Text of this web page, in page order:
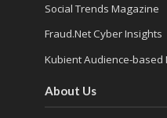
Social Trends Magazine
Fraud.Net Cyber Insights
Kubient Audience-based
About Us